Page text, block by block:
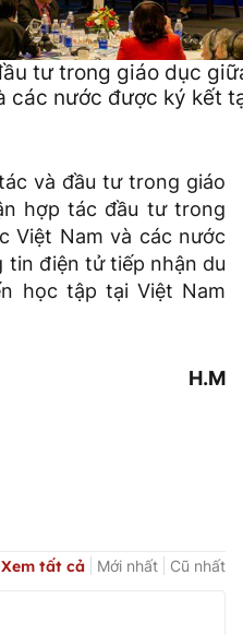
tư trong giáo dục
các nước được ký kết
và đầu tư trong giáo
hợp tác đầu tư trong
Việt Nam và các nước
tin điện tử tiếp nhận du
học tập tại Việt Nam
H.M
Xem tất cả Mới nhất Cũ nhất